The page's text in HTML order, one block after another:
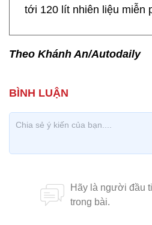
tới 120 lít nhiên liệu miễn
Theo Khánh An/Autodaily